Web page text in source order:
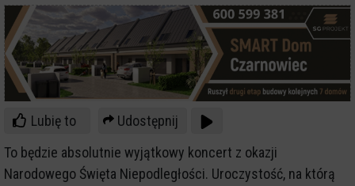
Lubię to
Udostępnij
To będzie absolutnie wyjątkowy koncert z okazji
Narodowego Święta Niepodległości. Uroczystość, na którą